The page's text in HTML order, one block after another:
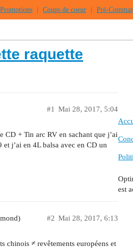
Promotions Coups de coeur Pré-
raquette
Mai 28, 2017, 5:04
#1
CD + Tin arc RV en sachant que j’ai
j’ai en 4L balsa avec en CD un
Mai 28, 2017, 6:13
#2
chinois ≠ revêtements européens et
est